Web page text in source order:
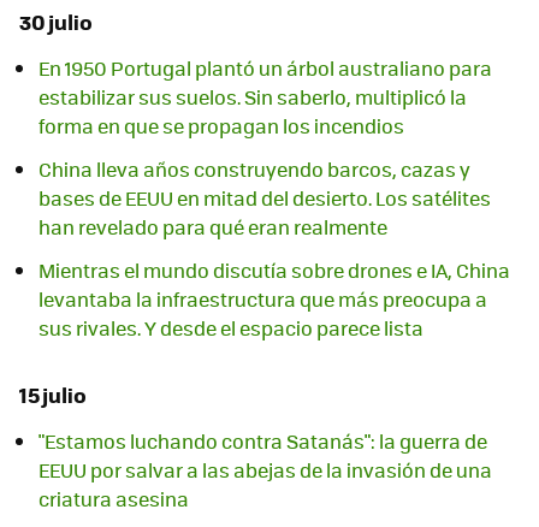
30 julio
En 1950 Portugal plantó un árbol australiano para
estabilizar sus suelos. Sin saberlo, multiplicó la
forma en que se propagan los incendios
China lleva años construyendo barcos, cazas y
bases de EEUU en mitad del desierto. Los satélites
han revelado para qué eran realmente
Mientras el mundo discutía sobre drones e IA, China
levantaba la infraestructura que más preocupa a
sus rivales. Y desde el espacio parece lista
15 julio
"Estamos luchando contra Satanás": la guerra de
EEUU por salvar a las abejas de la invasión de una
criatura asesina